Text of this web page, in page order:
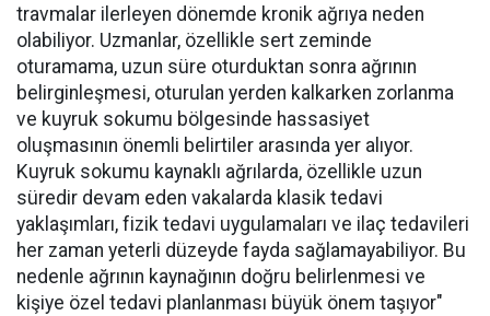
travmalar ilerleyen dönemde kronik ağrıya neden
olabiliyor. Uzmanlar, özellikle sert zeminde
oturamama, uzun süre oturduktan sonra ağrının
belirginleşmesi, oturulan yerden kalkarken zorlanma
ve kuyruk sokumu bölgesinde hassasiyet
oluşmasının önemli belirtiler arasında yer alıyor.
Kuyruk sokumu kaynaklı ağrılarda, özellikle uzun
süredir devam eden vakalarda klasik tedavi
yaklaşımları, fizik tedavi uygulamaları ve ilaç tedavileri
her zaman yeterli düzeyde fayda sağlamayabiliyor. Bu
nedenle ağrının kaynağının doğru belirlenmesi ve
kişiye özel tedavi planlanması büyük önem taşıyor"